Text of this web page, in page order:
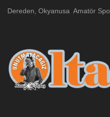
Dereden, Okyanusa Amatör